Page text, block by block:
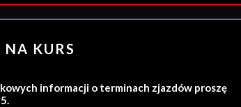
NA KURS
informacji o terminach zjazdów proszę